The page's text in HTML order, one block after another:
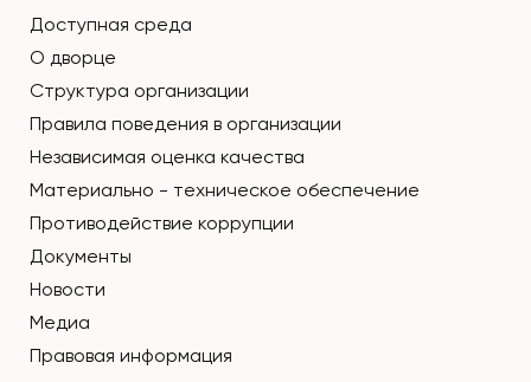
Доступная среда
О дворце
Структура организации
Правила поведения в организации
Независимая оценка качества
Материально - техническое обеспечение
Противодействие коррупции
Документы
Новости
Медиа
Правовая информация